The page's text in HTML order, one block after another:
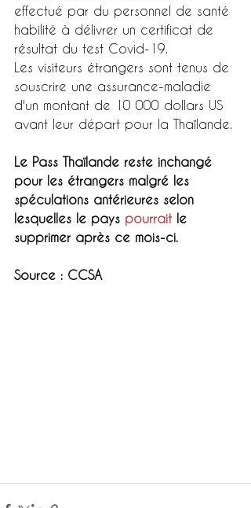
effectué par du personnel de santé
habilité à délivrer un certificat de
résultat du test Covid-19.
Les visiteurs étrangers sont tenus de
souscrire une assurance-maladie
d'un montant de 10 000 dollars US
avant leur départ pour la Thaïlande.
Le Pass Thaïlande reste inchangé
pour les étrangers malgré les
spéculations antérieures selon
lesquelles le pays pourrait le
supprimer après ce mois-ci.
Source : CCSA